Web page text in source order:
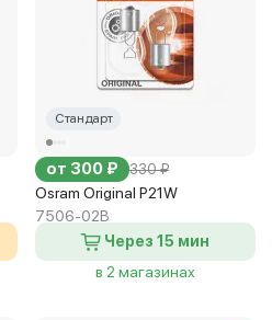
Стандарт
от 300 ₽ 330 ₽
Osram Original P21W
7506-02B
Через 15 мин
в 2 магазинах